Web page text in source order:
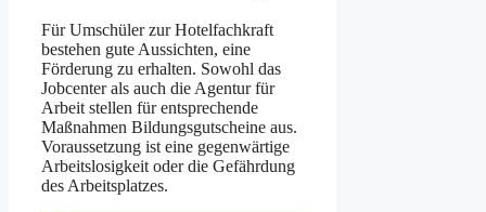
Für Umschüler zur Hotelfachkraft
bestehen gute Aussichten, eine
Förderung zu erhalten. Sowohl das
Jobcenter als auch die Agentur für
Arbeit stellen für entsprechende
Maßnahmen Bildungsgutscheine aus.
Voraussetzung ist eine gegenwärtige
Arbeitslosigkeit oder die Gefährdung
des Arbeitsplatzes.